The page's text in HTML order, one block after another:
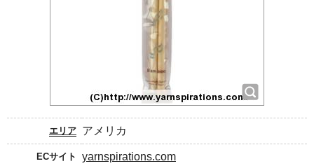
エリア アメリカ
ECサイト yarnspirations.com